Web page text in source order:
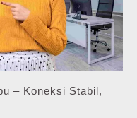
– Koneksi Stabil,